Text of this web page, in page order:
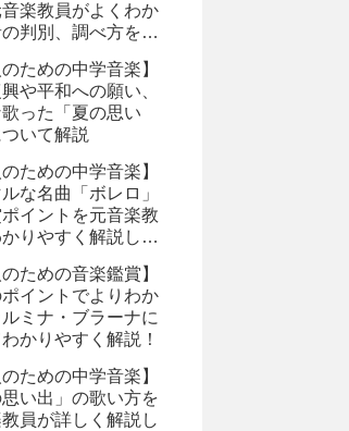
楽教員がよくわか
判別、調べ方を教
のための中学音楽】
や平和への願い、
った「夏の思い
いて解説
のための中学音楽】
な名曲「ボレロ」
イントを元音楽教
かりやすく解説しま
のための音楽鑑賞】
ポイントでよりわか
ミナ・ブラーナに
かりやすく解説！
のための中学音楽】
思い出」の歌い方を
員が詳しく解説し